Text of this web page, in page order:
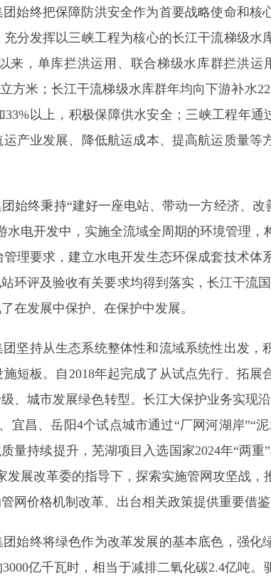
始终把保障防洪安全作为首要战略使命和核
分发挥以三峡工程为核心的长江干流梯级水
来，单库拦洪运用、联合梯级水库群拦洪运
方米；长江干流梯级水库群年均向下游补水
以上，积极保障供水安全；三峡工程年通
产业发展、降低航运成本、提高航运质量等
始终秉持“建好一座电站、带动一方经济、改
电开发中，实施全流域全周期的环境管理
理要求，建立水电开发生态环保成套技术体
环评及验收有关要求均得到落实，长江干流
在发展中保护、在保护中发展。
坚持从生态系统整体性和流域系统性出发，
短板。自2018年起完成了从试点先行、拓展
、城市发展绿色转型。长江大保护业务实现
宜昌、岳阳4个试点城市通过“厂网河湖岸”“
量持续提升，芜湖项目入选国家2024年“两
发展改革委的指导下，探索实施管网攻坚战
网价格机制改革、出台相关政策提供重要借鉴
始终将绿色作为改革发展的基本底色，强化
亿千瓦时，相当于减排二氧化碳2.4亿吨